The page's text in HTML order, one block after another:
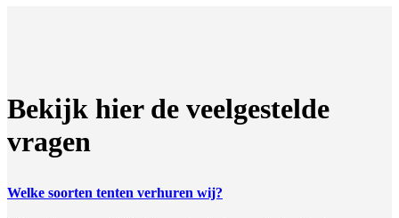
Bekijk hier de veelgestelde
vragen
Welke soorten tenten verhuren wij?